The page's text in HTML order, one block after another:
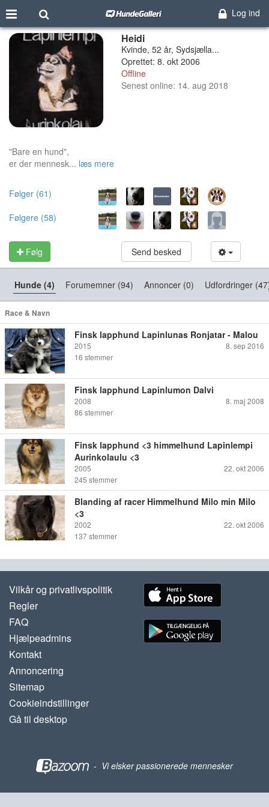
Log ind
Heidi
Kvinde, 52 år, Sydsjælla...
Oprettet: 8. okt 2006
Offline
Senest online: 14. aug 2018
"Bare en hund",
er der mennesk... læs mere
Følger (61)
Følgere (58)
Følg Send besked
Hunde (4) Forumemner (94) Annoncer (0) Udfordringer
Race & Navn
Finsk lapphund Lapinlunas Ronjatar - Malou
2015
8. sep 2016
16 stemmer
Finsk lapphund Lapinlumon Dalvi
2008
8. maj 2008
86 stemmer
Finsk lapphund <3 himmelhund Lapinlempi
Aurinkolaulu <3
2005
22. okt 2006
245 stemmer
Blanding af racer Himmelhund Milo min Milo
<3
2002
22. okt 2006
137 stemmer
Vilkår og privatlivspolitik
Regler
FAQ
Hjælpeadmins
Kontakt
Annoncering
Sitemap
Cookieindstillinger
Gå til desktop
- Vi elsker passionerede mennesker